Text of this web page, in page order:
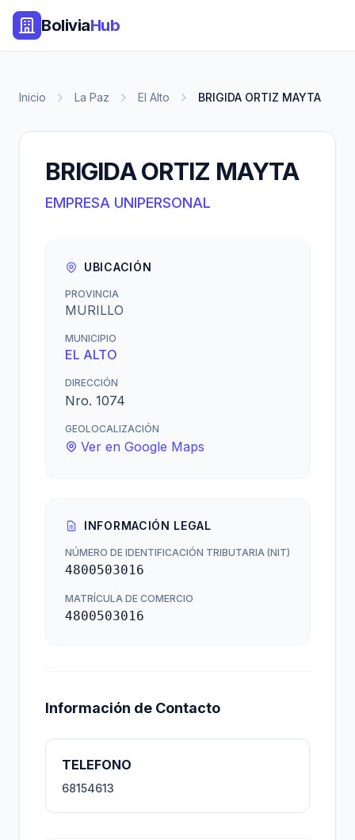
BoliviaHub
Inicio La Paz El Alto BRIGIDA ORTIZ MAYTA
BRIGIDA ORTIZ MAYTA
EMPRESA UNIPERSONAL
UBICACIÓN
PROVINCIA
MURILLO
MUNICIPIO
EL ALTO
DIRECCIÓN
Nro. 1074
GEOLOCALIZACIÓN
Ver en Google Maps
INFORMACIÓN LEGAL
NÚMERO DE IDENTIFICACIÓN TRIBUTARIA (NIT)
4800503016
MATRÍCULA DE COMERCIO
4800503016
Información de Contacto
TELEFONO
68154613